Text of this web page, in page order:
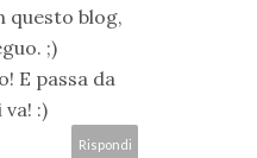
questo blog,
;)
E passa da
va! :)
Rispondi